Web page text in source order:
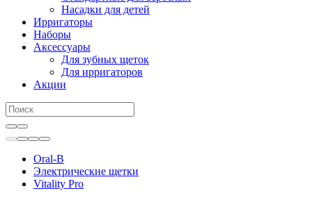
Насадки для детей
Ирригаторы
Наборы
Аксессуары
Для зубных щеток
Для ирригаторов
Акции
Oral-B
Электрические щетки
Vitality Pro